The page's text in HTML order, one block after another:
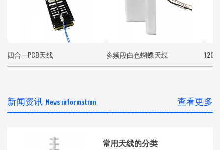
四合一PCB天线 多频段白色蝴蝶天线
新闻资讯 News information 查看更多
常用天线的分类